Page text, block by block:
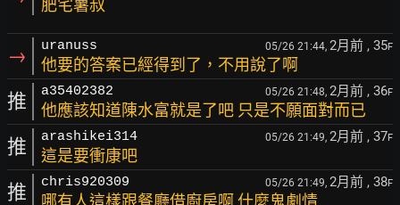
肥宅薯叔
→ uranuss 05/26 21:44, 2月前 , 35F
他要的答案已經得到了，不用說了啊
推 a35402382 05/26 21:48, 2月前 , 36F
他應該知道陳水富就是了吧 只是不願面對而已
推 arashikei314 05/26 21:49, 2月前 , 37F
這是要衝康吧
推 chris920309 05/26 21:49, 2月前 , 38F
哪有人這樣跟餐廳借廚房啊 什麼鬼劇情